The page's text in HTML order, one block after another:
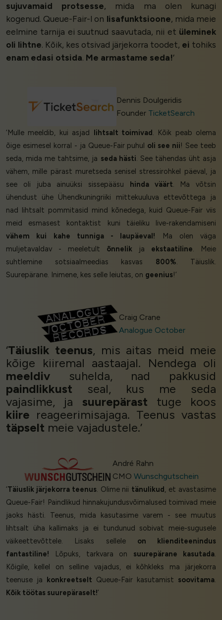
sujuvamaid protsesse, mida ma olen kunagi
kogenud. Queue-Fair-l on lisafunktsioone, mida meie
eelmine tarnija ei suutnud saavutada, nii et üleminek
oli lihtne. Kõik, kes otsivad järjekorra toodet, ei tohiks
enam edasi otsida. Me armastame seda!’
Dennis Doulgeridis
Founder TicketSearch
‘Mulle meeldib, kui asjad lihtsalt toimivad. Kõik peab olema
õige esimesel korral - ja Queue-Fair puhul oli see nii! See teeb
seda, mida me tahtsime, ja seda hästi. See tähendas üht asja
vähem, mille pärast muretseda senisel stressirohkel päeval, ja
see oli juba ainuüksi sissepääsu hinda väärt. Ma võtsin
ühendust ühe Ühendkuningriiki mittekuuluva ettevõttega ja
nad lihtsalt pommitasid mind kõnedega, kuid Queue-Fair viis
meid esmasest kontaktist kuni täieliku live-rakendamiseni
vähem kui kahe tunniga - laupäeval! Ma olen väga
muljetavaldav - meeletult õnnelik ja ekstaatiline. Meie
suhtlemine sotsiaalmeedias kasvas 800%. Täiuslik.
Suurepärane. Inimene, kes selle leiutas, on geenius!’
Craig Crane
Analogue October
‘Täiuslik teenus, mis aitas meid meie
kõige kiiremal aastaajal. Nendega oli
meeldiv suhelda, nad pakkusid
paindlikkust seal, kus me seda
vajasime, ja suurepärast tuge koos
kiire reageerimisajaga. Teenus vastas
täpselt meie vajadustele.’
André Rahn
CMO Wunschgutschein
‘Täiuslik järjekorra teenus. Olime nii tänulikud, et avastasime
Queue-Fair! Paindlikud hinnakujundusvõimalused toimivad meie
jaoks hästi. Teenus, mida kasutasime varem - see muutus
lihtsalt üha kallimaks ja ei tundunud sobivat meie-sugusele
väikeettevõttele. Lisaks sellele on klienditeenindus
fantastiline! Lõpuks, tarkvara on suurepärane kasutada.
Kõigile, kellel on selline vajadus, ei kõhkleks ma järjekorra
teenuse ja konkreetselt Queue-Fair kasutamist soovitama.
Kõik töötas suurepäraselt!’